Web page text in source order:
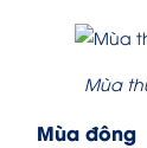
Mùa
Mùa đông